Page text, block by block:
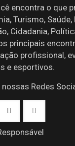
encontra o que
Turismo,
Cidadania,
principais
profissional,
e esportivos.
nossas Redes